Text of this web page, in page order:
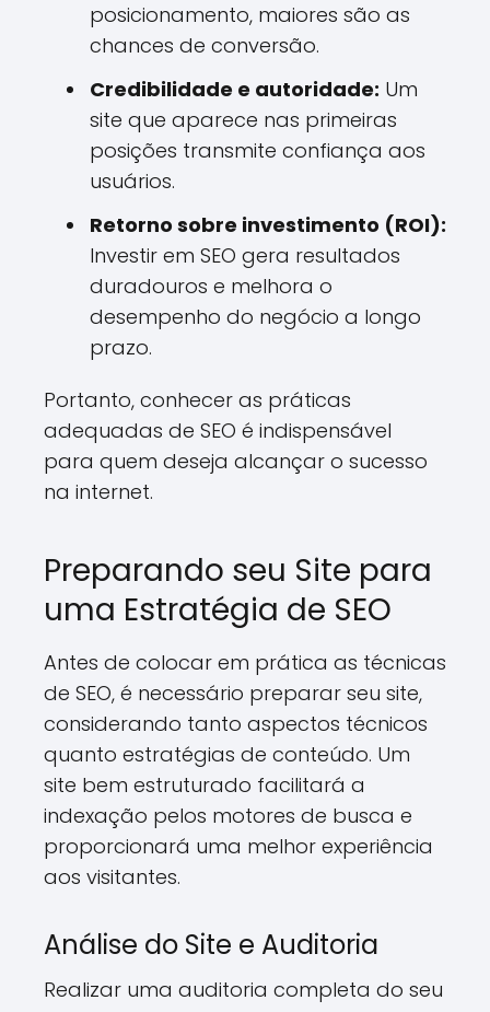
posicionamento, maiores são as
chances de conversão.
Credibilidade e autoridade: Um
site que aparece nas primeiras
posições transmite confiança aos
usuários.
Retorno sobre investimento (ROI):
Investir em SEO gera resultados
duradouros e melhora o
desempenho do negócio a longo
prazo.
Portanto, conhecer as práticas
adequadas de SEO é indispensável
para quem deseja alcançar o sucesso
na internet.
Preparando seu Site para
uma Estratégia de SEO
Antes de colocar em prática as técnicas
de SEO, é necessário preparar seu site,
considerando tanto aspectos técnicos
quanto estratégias de conteúdo. Um
site bem estruturado facilitará a
indexação pelos motores de busca e
proporcionará uma melhor experiência
aos visitantes.
Análise do Site e Auditoria
Realizar uma auditoria completa do seu